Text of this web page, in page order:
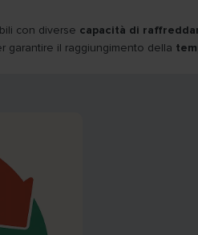
con diverse capacità di
il raggiungimento della